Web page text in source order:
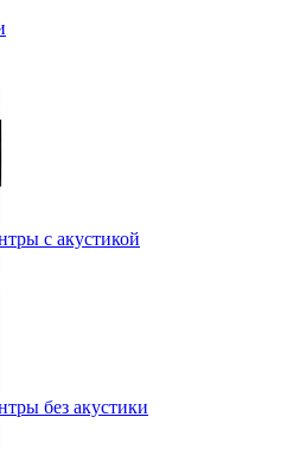
с акустикой
без акустики